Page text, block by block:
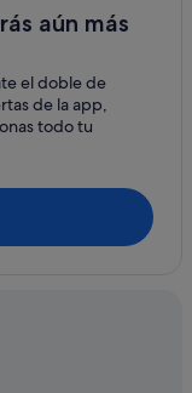
aún más
el doble de
de la app,
todo tu